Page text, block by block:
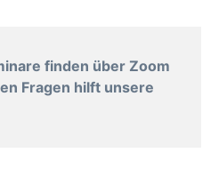
finden über Zoom
Fragen hilft unsere